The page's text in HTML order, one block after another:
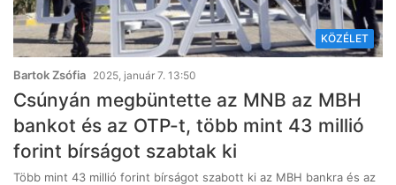
KÖZÉLET
Bartok Zsófia 2025, január 7. 13:50
Csúnyán megbüntette az MNB az MBH
bankot és az OTP-t, több mint 43 millió
forint bírságot szabtak ki
Több mint 43 millió forint bírságot szabott ki az MBH bankra és az